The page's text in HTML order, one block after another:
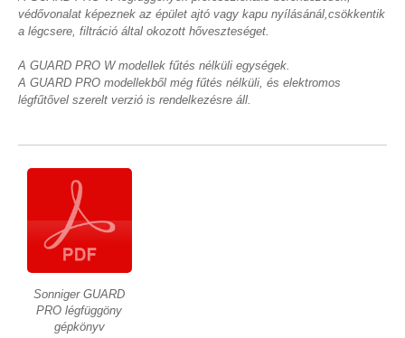
védővonalat képeznek az épület ajtó vagy kapu nyílásánál,csökkentik
a légcsere, filtráció által okozott hőveszteséget.
A GUARD PRO W modellek fűtés nélküli egységek.
A GUARD PRO modellekből még fűtés nélküli, és elektromos
légfűtővel szerelt verzió is rendelkezésre áll.
Sonniger GUARD
PRO légfüggöny
gépkönyv